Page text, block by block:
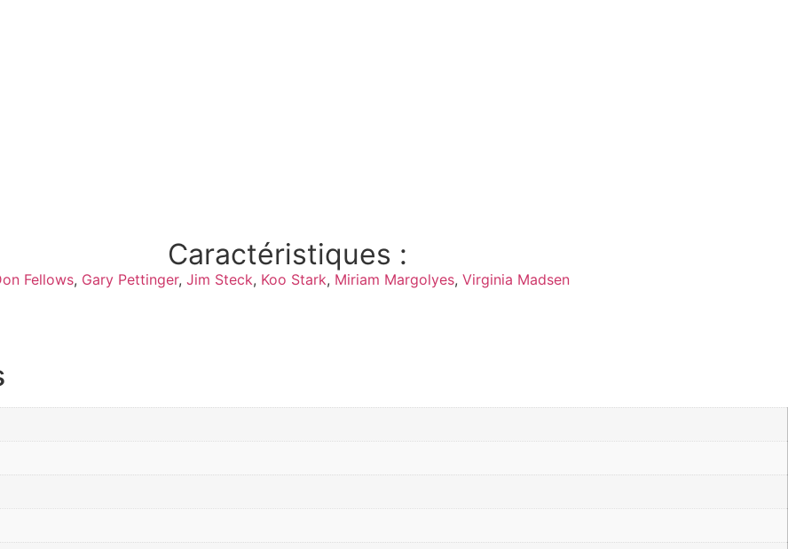
Caractéristiques :
Fellows, Gary Pettinger, Jim Steck, Koo Stark, Miriam Margolyes, Virginia Madsen